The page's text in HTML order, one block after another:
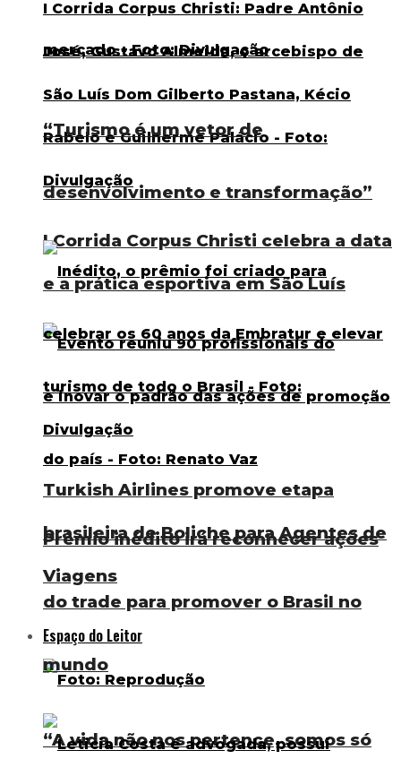
I Corrida Corpus Christi celebra a data
e a prática esportiva em São Luís
Turkish Airlines promove etapa
brasileira de Boliche para Agentes de
Viagens
Espaço do Leitor
“A vida não nos pertence, somos só
“Turismo é um vetor de
desenvolvimento e transformação”
Prêmio inédito irá reconhecer ações
do trade para promover o Brasil no
mundo